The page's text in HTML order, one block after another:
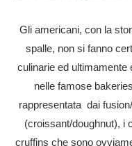
Gli americani, con la
spalle, non si fanno
culinarie ed ultimamente
nelle famose
rappresentata dai
(croissant/doughnut), i
cruffins che sono